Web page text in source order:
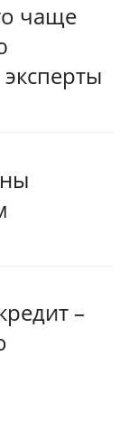
чаще
–